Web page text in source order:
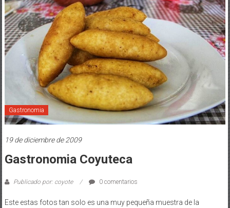
Gastronomia
variedad de platillos y recetas que nos podemos encontrar en